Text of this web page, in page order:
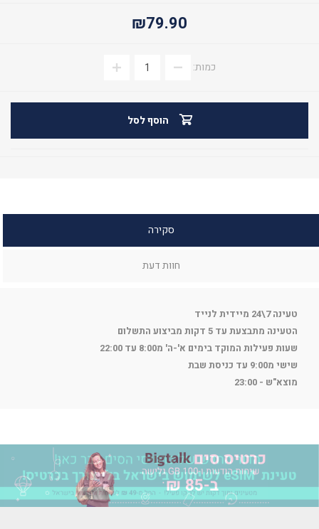
₪79.90
כמות:
הוסף לסל
סקירה
חוות דעת
טעינה 7\24 מיידית לנייד
הטעינה מתבצעת עד 5 דקות מביצוע התשלום
שעות פעילות המוקד בימים א'-ה' מ8:00 עד 22:00
שישי מ9:00 עד כניסת שבת
מוצא"ש - 23:00